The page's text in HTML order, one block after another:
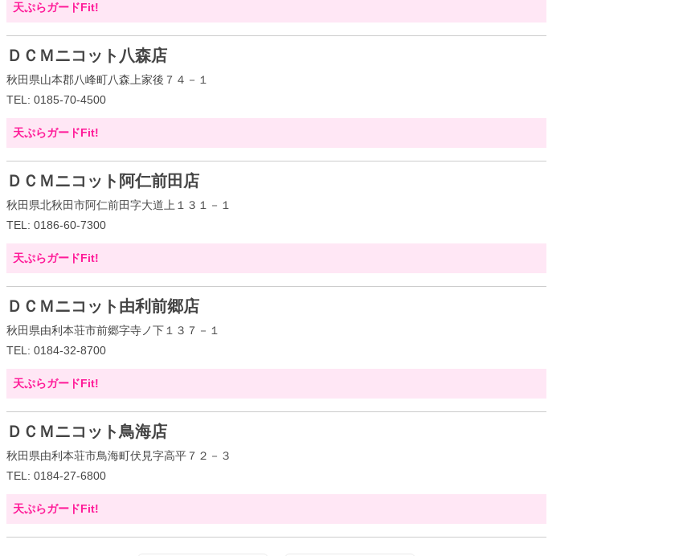
天ぷらガードFit!
ＤＣＭニコット八森店
秋田県山本郡八峰町八森上家後７４－１
TEL: 0185-70-4500
天ぷらガードFit!
ＤＣＭニコット阿仁前田店
秋田県北秋田市阿仁前田字大道上１３１－１
TEL: 0186-60-7300
天ぷらガードFit!
ＤＣＭニコット由利前郷店
秋田県由利本荘市前郷字寺ノ下１３７－１
TEL: 0184-32-8700
天ぷらガードFit!
ＤＣＭニコット鳥海店
秋田県由利本荘市鳥海町伏見字高平７２－３
TEL: 0184-27-6800
天ぷらガードFit!